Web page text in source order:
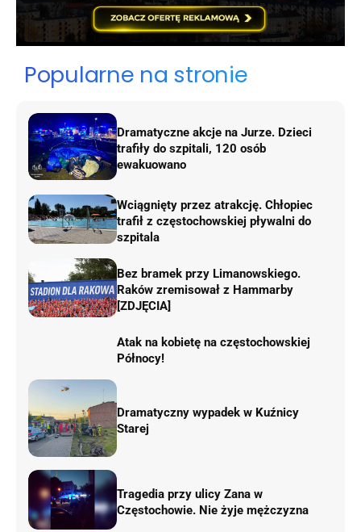
Popularne na stronie
Dramatyczne akcje na Jurze. Dzieci
trafiły do szpitali, 120 osób
ewakuowano
Wciągnięty przez atrakcję. Chłopiec
trafił z częstochowskiej pływalni do
szpitala
Bez bramek przy Limanowskiego.
Raków zremisował z Hammarby
[ZDJĘCIA]
Atak na kobietę na częstochowskiej
Północy!
Dramatyczny wypadek w Kuźnicy
Starej
Tragedia przy ulicy Zana w
Częstochowie. Nie żyje mężczyzna